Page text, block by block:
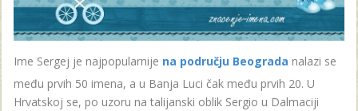
Ime Sergej je najpopularnije na području Beograda nalazi se
među prvih 50 imena, a u Banja Luci čak među prvih 20. U
Hrvatskoj se, po uzoru na talijanski oblik Sergio u Dalmaciji